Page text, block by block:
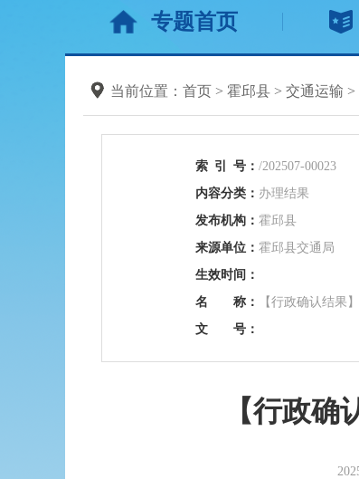
专题首页
当前位置： 首页 > 霍邱县 > 交通运输 >
索 引 号： /202507-00023
内容分类： 办理结果
发布机构： 霍邱县
来源单位： 霍邱县交通局
生效时间：
名 称：
【行政确认结果
文 号：
【行政